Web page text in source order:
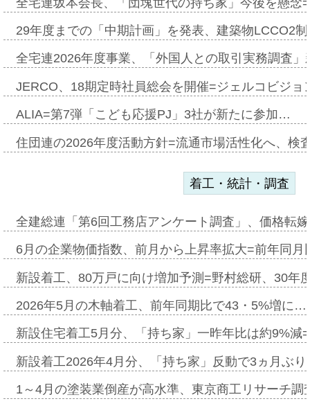
29年度までの「中期計画」を発表、建築物LCCO2
全宅連2026年度事業、「外国人との取引実務調査
JERCO、18期定時社員総会を開催=ジェルコビジ
ALIA=第7弾「こども応援PJ」3社が新たに参加…
住団連の2026年度活動方針=流通市場活性化へ、検
着工・統計・調査
全建総連「第6回工務店アンケート調査」、価格転
6月の企業物価指数、前月から上昇率拡大=前年同
新設着工、80万戸に向け増加予測=野村総研、30年
2026年5月の木軸着工、前年同期比で43・5%増に…
新設住宅着工5月分、「持ち家」一昨年比は約9%
新設着工2026年4月分、「持ち家」反動で3ヵ月ぶ
1～4月の塗装業倒産が高水準、東京商工リサーチ